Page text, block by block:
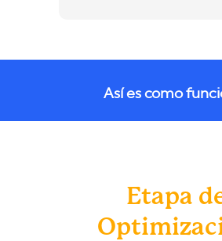
Así es como
Etapa